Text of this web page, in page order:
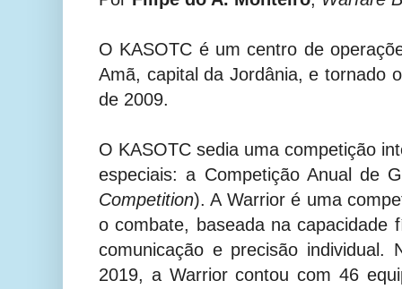
O KASOTC é um centro de
Amã, capital da Jordânia, e tornado
de 2009.
O KASOTC sedia uma competição
especiais: a Competição Anual de
Competition). A Warrior é uma
o combate, baseada na capacidade
comunicação e precisão individual.
2019, a Warrior contou com 46